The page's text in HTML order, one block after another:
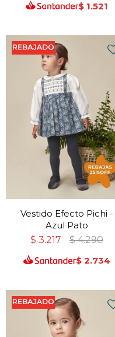
$ 1.521
Vestido Efecto Pichi -
Azul Pato
$ 3.217 $ 4.290
$ 2.734